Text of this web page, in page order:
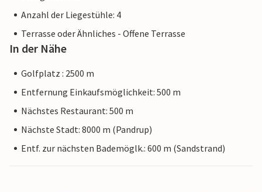
Anzahl der Liegestühle: 4
Terrasse oder Ähnliches - Offene Terrasse
In der Nähe
Golfplatz : 2500 m
Entfernung Einkaufsmöglichkeit: 500 m
Nächstes Restaurant: 500 m
Nächste Stadt: 8000 m (Pandrup)
Entf. zur nächsten Bademöglk.: 600 m (Sandstrand)